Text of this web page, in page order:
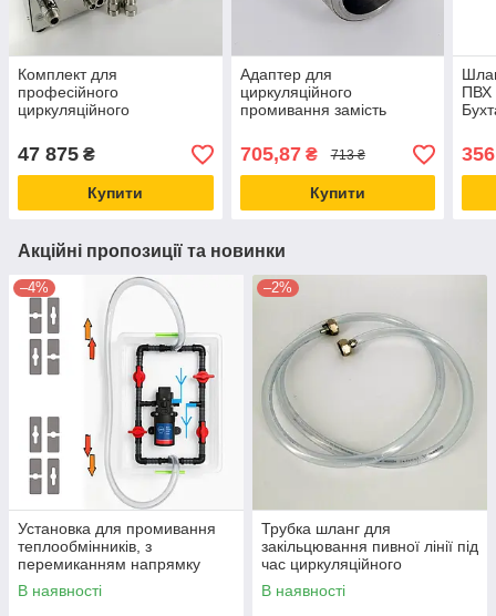
Комплект для
професійного
циркуляційного
для розливного пива, під
ключ
47 875 ₴
Купити
Адаптер для
циркуляційного
промивання замість
обладнання для
промивання пивної
системи
705,87₴ 713 ₴
Купити
ПВХ
356
Акційні пропозиції та новинки
–4%
Установка для промивання
теплообмінників, з
перемиканням напрямку
промивки, насос 3.8 л/хв
В наявності
–2%
Трубка шланг для
закільцювання пивної лінії під
час циркуляційного
промивання, як промивати
пивні крани
В наявності